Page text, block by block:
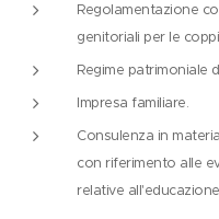
Regolamentazione
genitoriali per le
Regime patrimoniale
Impresa familiare.
Consulenza in
con riferimento alle
relative